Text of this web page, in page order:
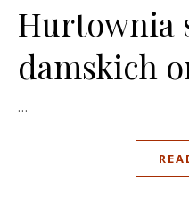
Hurtownia
damskich
…